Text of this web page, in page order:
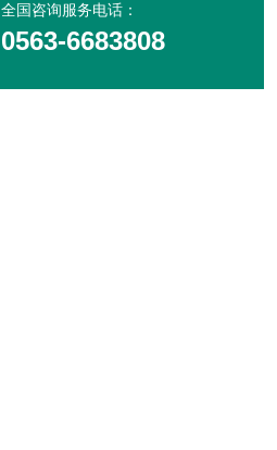
全国咨询服务电话：
0563-6683808